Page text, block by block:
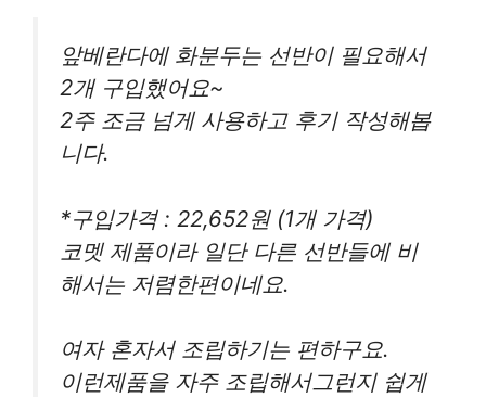
앞베란다에 화분두는 선반이 필요해서
2개 구입했어요~
2주 조금 넘게 사용하고 후기 작성해봅
니다.
*구입가격 : 22,652원 (1개 가격)
코멧 제품이라 일단 다른 선반들에 비
해서는 저렴한편이네요.
여자 혼자서 조립하기는 편하구요.
이런제품을 자주 조립해서그런지 쉽게